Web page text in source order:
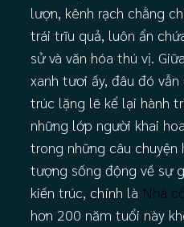
lượn, kênh rạch chằng
trái trĩu quả, luôn ẩn
sử và văn hóa thú vị.
xanh tươi ấy, đâu đó
trúc lặng lẽ kể lại hành
những lớp người khai
trong những câu
tượng sống động về sự
kiến trúc, chính là Nhà
hơn 200 năm tuổi này